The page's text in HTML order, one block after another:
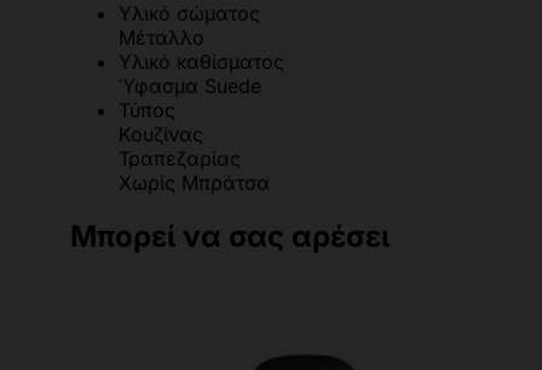
Υλικό σώματος
Μέταλλο
Υλικό καθίσματος
Ύφασμα Suede
Τύπος
Κουζίνας
Τραπεζαρίας
Χωρίς Μπράτσα
Μπορεί να σας αρέσει